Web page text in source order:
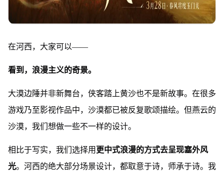
在河西，大家可以——
看到，浪漫主义的奇景。
大漠边陲并非新舞台，侠客踏上黄沙也不是新故事。在很多
游戏乃至影视作品中，沙漠都已被反复歌颂描绘。但燕云的
沙漠，我们想做一些不一样的设计。
相比于写实，我们选择用 更中式浪漫的方式去呈现塞外风
光。河西的绝大部分场景设计，都取意于诗，师承于诗。我